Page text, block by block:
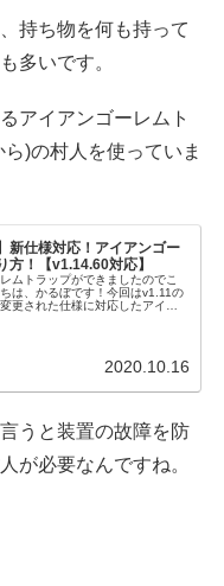
持ち物を何も持って
多いです。
アイアンゴーレムト
)の村人を使っていま
新仕様対応！アイアンゴー
方！【v1.14.60対応】
ムトラップができましたのでこ
は、かるぼです！今回はv1.11の
更された仕様に対応したアイア
2020.10.16
うと装置の故障を防
が必要なんですね。